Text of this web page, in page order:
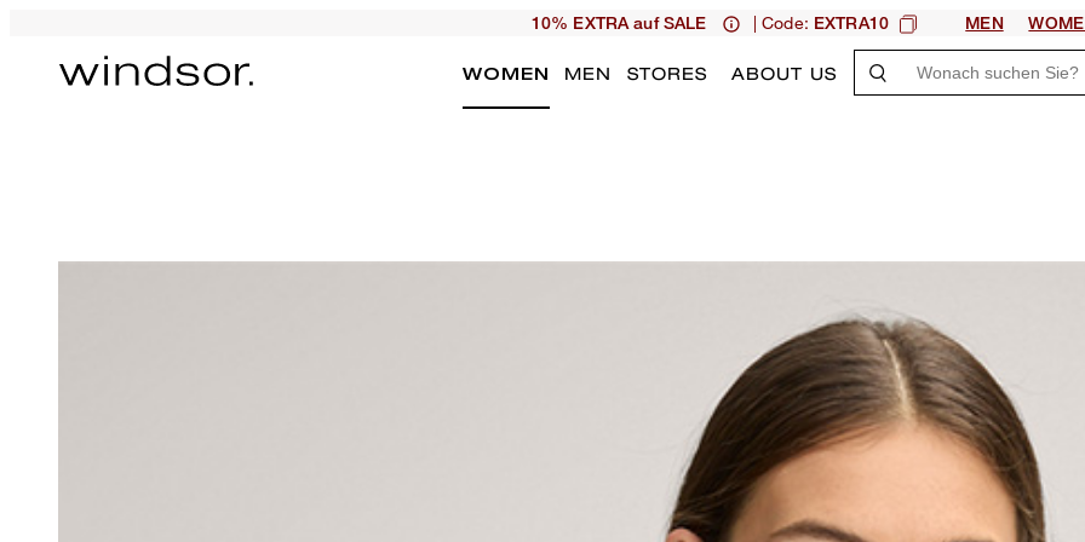
10% EXTRA auf SALE | Code: EXTRA10 MEN
WOMEN MEN STORES ABOUT US